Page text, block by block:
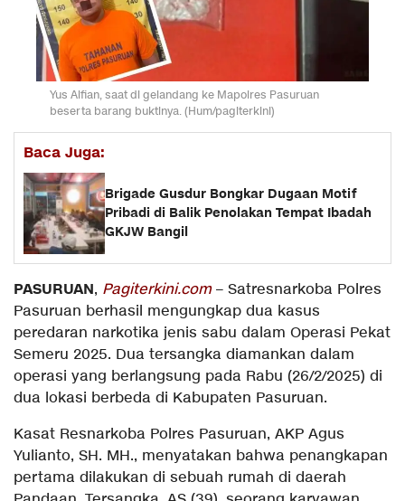
Yus Alfian, saat di gelandang ke Mapolres Pasuruan
beserta barang buktinya. (Hum/pagiterkini)
Baca Juga:
Brigade Gusdur Bongkar Dugaan Motif
Pribadi di Balik Penolakan Tempat Ibadah
GKJW Bangil
PASURUAN, Pagiterkini.com– Satresnarkoba Polres
Pasuruan berhasil mengungkap dua kasus
peredaran narkotika jenis sabu dalam Operasi Pekat
Semeru 2025. Dua tersangka diamankan dalam
operasi yang berlangsung pada Rabu (26/2/2025) di
dua lokasi berbeda di Kabupaten Pasuruan.
Kasat Resnarkoba Polres Pasuruan, AKP Agus
Yulianto, SH. MH., menyatakan bahwa penangkapan
pertama dilakukan di sebuah rumah di daerah